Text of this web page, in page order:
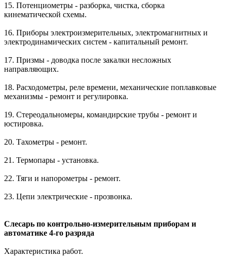
15. Потенциометры - разборка, чистка, сборка
кинематической схемы.
16. Приборы электроизмерительных, электромагнитных и
электродинамических систем - капитальный ремонт.
17. Призмы - доводка после закалки несложных
направляющих.
18. Расходометры, реле времени, механические поплавковые
механизмы - ремонт и регулировка.
19. Стереодальномеры, командирские трубы - ремонт и
юстировка.
20. Тахометры - ремонт.
21. Термопары - установка.
22. Тяги и напорометры - ремонт.
23. Цепи электрические - прозвонка.
Слесарь по контрольно-измерительным приборам и
автоматике 4-го разряда
Характеристика работ.